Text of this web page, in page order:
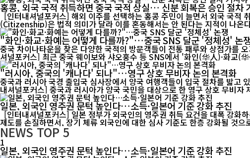
홍콩, 외국 국적 취득하면 중국 국적 상실… 신분 회복은 승인 절차
[인터내셔널포커스] 해외 이주를 선택하는 홍콩 주민이 늘면서 외국 국
"화인·화교·화예는 어떻게 다를까?"…중국 SNS 달군 '정체성' 논
중국 차이나타운을 찾은 다양한 국적의 방문객들이 전통 패루와 상점가를 오
셔널포커스] 최근 중국 웨이보와 샤오훙수 등 SNS에서 '화인(华人)·화교(
"러시아, 중국의 '캐나다' 되나"…영구 상호 무비자 논의 본격화
중국과 러시아 국경 출입국 심사장에서 양국 여행객들이 입국 절차를 밟고
내셔널포커스] 중국과 러시아가 양국 국민을 대상으로 한 영구 상호 무비자
일본, 외국인 영주권 문턱 높인다…소득·일본어 기준 강화 추진
[인터내셔널포커스] 일본 정부가 외국인의 영주권 취득 요건을 대폭 강화
제도를 손질하면서, 장기 체류 외국인에 대한 심사 기준도 한층 강화될 것으
NEWSTOP 5
1
일본, 외국인 영주권 문턱 높인다…소득·일본어 기준 강화 추진